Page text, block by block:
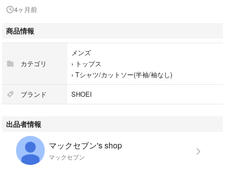
4ヶ月前
商品情報
カテゴリ
メンズ
› トップス
› Tシャツ/カットソー(半袖/袖なし)
ブランド SHOEI
出品者情報
マックセブン's shop
マックセブン